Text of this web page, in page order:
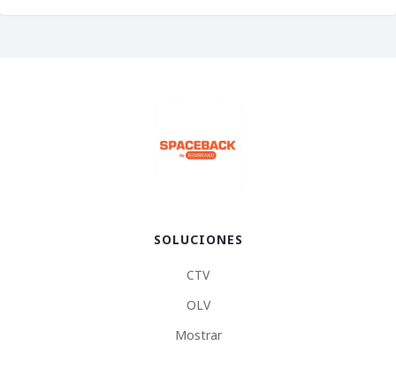
SOLUCIONES
CTV
OLV
Mostrar